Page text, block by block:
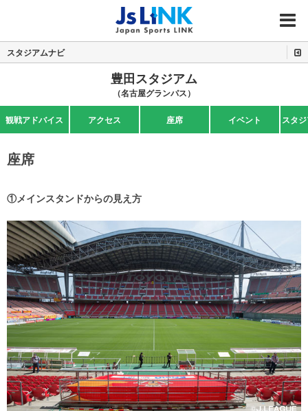
MENU
スタジアムナビ
豊田スタジアム
（名古屋グランパス）
観戦アドバイス アクセス 座席 イベント スタ
座席
①メインスタンドからの見え方